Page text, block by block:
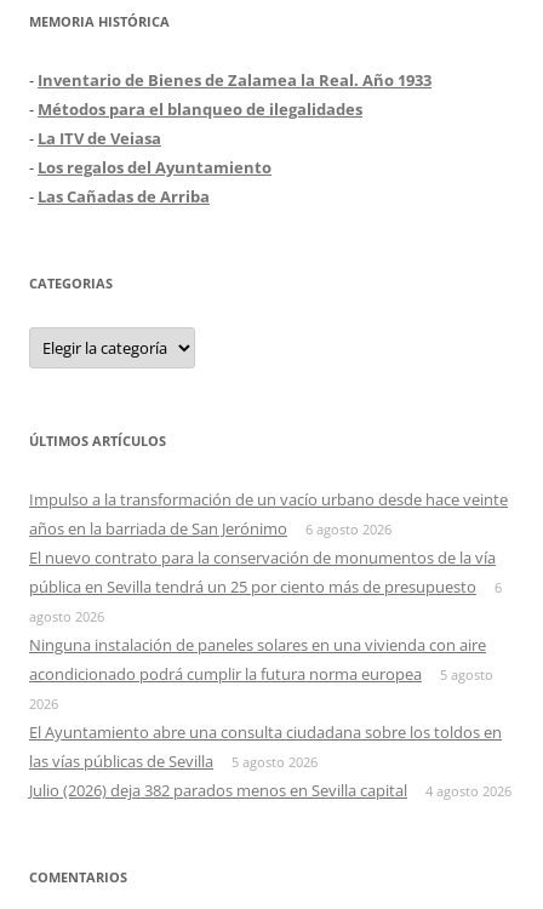
MEMORIA HISTÓRICA
- Inventario de Bienes de Zalamea la Real. Año 1933
- Métodos para el blanqueo de ilegalidades
- La ITV de Veiasa
- Los regalos del Ayuntamiento
- Las Cañadas de Arriba
CATEGORIAS
Categorias
ÚLTIMOS ARTÍCULOS
Impulso a la transformación de un vacío urbano desde hace veinte
años en la barriada de San Jerónimo
6 agosto 2026
El nuevo contrato para la conservación de monumentos de la vía
pública en Sevilla tendrá un 25 por ciento más de presupuesto
6
agosto 2026
Ninguna instalación de paneles solares en una vivienda con aire
acondicionado podrá cumplir la futura norma europea
5 agosto
2026
El Ayuntamiento abre una consulta ciudadana sobre los toldos en
las vías públicas de Sevilla
5 agosto 2026
Julio (2026) deja 382 parados menos en Sevilla capital 4 agosto 2026
COMENTARIOS